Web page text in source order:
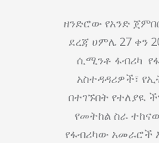
ዘንድሮው የአንድ
ደረጃ ሀምሌ 27 ቀን
ሲሚንቶ ፋብሪካ
አስተዳዳሪዎች፣
በተገኙበት የተለያዪ
የመትከል ስራ
የፋብሪካው አመራሮች